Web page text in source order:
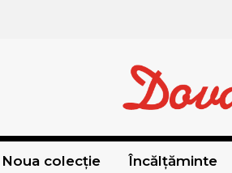
Noua colecție Încălțăminte